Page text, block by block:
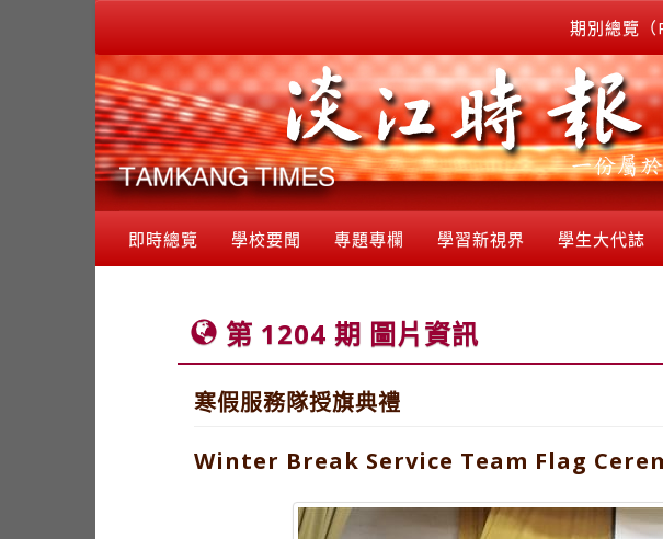
期別總覽（
即時總覽 學校要聞 專題專欄 學習新視界 學生大代誌
第 1204 期 圖片資訊
寒假服務隊授旗典禮
Winter Break Service Team Flag